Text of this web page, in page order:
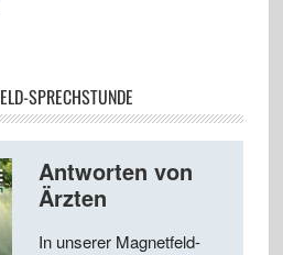
SPRECHSTUNDE
Antworten von
Ärzten
In unserer Magnetfeld-